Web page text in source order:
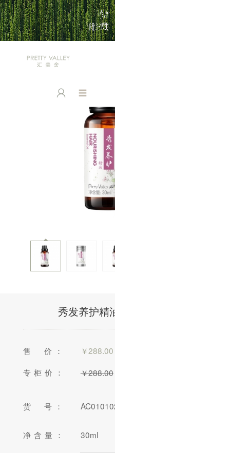
秀发养护精油/30ml(售馨)
售 价： ￥288.00
专柜价：
￥288.00
货 号： AC010102-15
净含量： 30ml